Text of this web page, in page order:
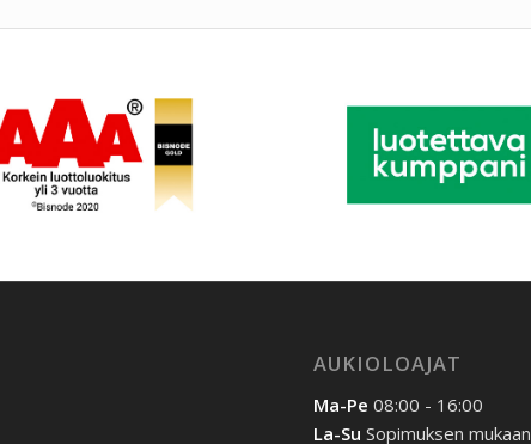
AUKIOLOAJAT
Ma-Pe 08:00 - 16:00
La-Su Sopimuksen mukaan